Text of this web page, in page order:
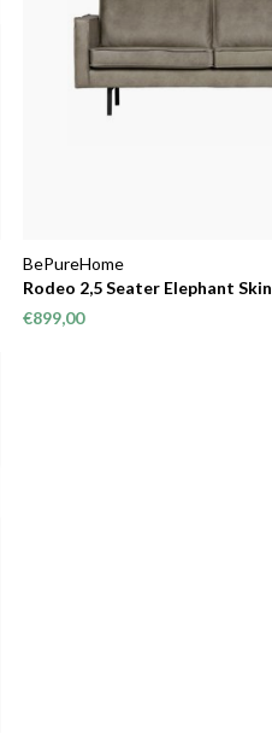
BePureHome
Rodeo 2,5 Seater Elephant Skin
€899,00